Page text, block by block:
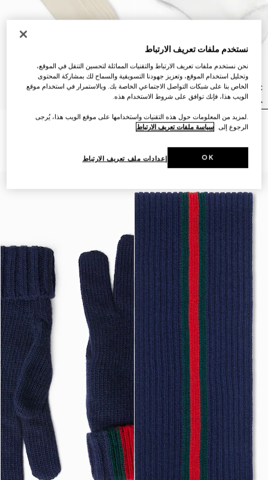
جوارب مضلّعة من مزيج القطن
نستخدم ملفات تعريف الارتباط
نحن نستخدم ملفات تعريف الارتباط والتقنيات المماثلة لتحسين التنقل في الموقع،
وتحليل استخدام الموقع، وتعزيز جهودنا التسويقية والسماح لك بمشاركة المحتوى
الخاص بنا على شبكات التواصل الاجتماعي الخاصة بك. وبالاستمرار في استخدام موقع
الويب هذا، فإنك توافق على شروط الاستخدام هذه.
.لمزيد من المعلومات حول هذه التقنيات واستخدامها على موقع الويب هذا، يُرجى
الرجوع إلى سياسة ملفات تعريف الارتباط
إعدادات ملف تعريف الارتباط OK